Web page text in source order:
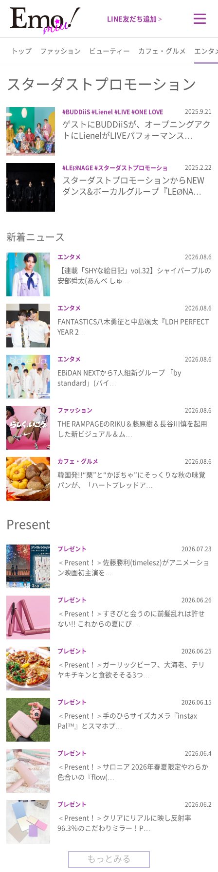
LINE友だち追加 >
トップ ファッション ビューティー カフェ・グルメ エンタ
トップ
ファッション
ビューティー
カフェ・グルメ
エンタメ
ライフスタイル
プレゼント
インタビュー
フィルム
Emoメン
ランキング
Emo!miuとは？
免責事項
プライバシーポリシー
利用規約
お問い合わせ
スターダストプロモーション
BUDDiiS Lienel LIVE ONE LOVE
ONE HEART
オーディション
スターダ
ストプロモーション ライブ
私立恵比寿
中学
音楽
2025.9.21
ゲストにBUDDiiSが、オープニングアク
トにLienelがLIVEパフォーマンス…
LEØNAGE
スターダストプロモーショ
ン レオネージュ
2025.2.22
スターダストプロモーションからNEW
ダンス&ボーカルグループ『LEØNA…
新着ニュース
エンタメ 2026.08.6
【連載「SHYな絵日記」vol.32】シャイパープルの
安部舜太(あんべ しゅ…
エンタメ 2026.08.6
FANTASTICS八木勇征と中島颯太『LDH PERFECT
YEAR 2…
エンタメ 2026.08.6
EBiDAN NEXTから7⼈組新グループ 「by
standard」(バイ…
ファッション 2026.08.6
THE RAMPAGEのRIKU＆藤原樹＆長谷川慎を起用
した新ビジュアル＆ム…
カフェ・グルメ 2026.08.6
韓国発!!“栗”と“かぼちゃ”にそっくりな秋の味覚
パンが、「ハートブレッドア…
Present
プレゼント 2026.07.23
＜Present！＞佐藤勝利(timelesz)がアニメーショ
ン映画初主演を…
プレゼント 2026.06.26
＜Present！＞すきぴと会うのに前髪乱れは許せ
ない!! これからの夏にぴ…
プレゼント 2026.06.25
＜Present！＞ガーリックビーフ、大海老、テリ
ヤキチキンと食欲そそる3つ…
プレゼント 2026.06.15
＜Present！＞手のひらサイズカメラ『instax
Pal™』とスマホプ…
プレゼント 2026.06.4
＜Present！＞サロニア 2026年春夏限定やわらか
色合いの『flow(…
プレゼント 2026.06.2
＜Present！＞クリアにリアルに映し反射率
96.3％のこだわりミラー！P…
もっとみる